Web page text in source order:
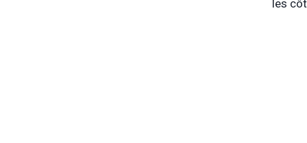
les